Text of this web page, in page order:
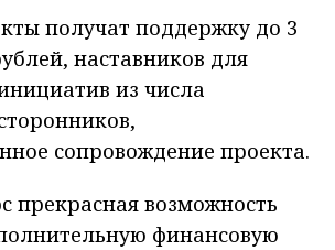
получат поддержку до 3
наставников для
из числа
сопровождение проекта.
прекрасная возможность
финансовую